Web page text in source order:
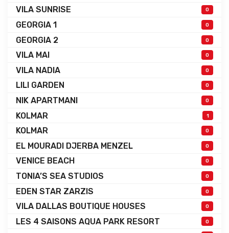
VILA SUNRISE 0
GEORGIA 1 0
GEORGIA 2 0
VILA MAI 0
VILA NADIA 0
LILI GARDEN 0
NIK APARTMANI 0
KOLMAR 1
KOLMAR 0
EL MOURADI DJERBA MENZEL 0
VENICE BEACH 0
TONIA’S SEA STUDIOS 0
EDEN STAR ZARZIS 0
VILA DALLAS BOUTIQUE HOUSES 0
LES 4 SAISONS AQUA PARK RESORT 0